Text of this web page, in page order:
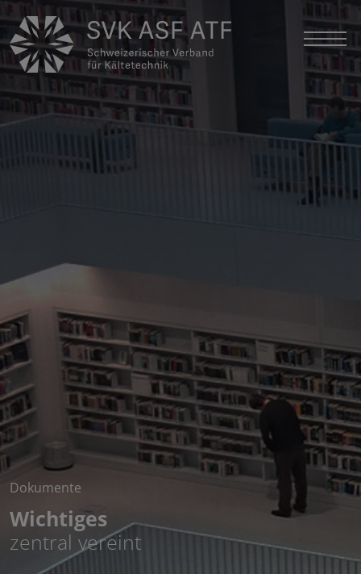
Dokumente
Wichtiges
zentral vereint